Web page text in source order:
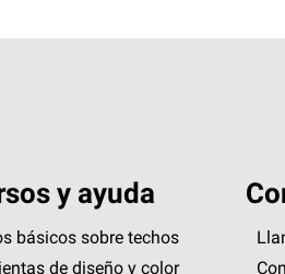
y ayuda
básicos sobre techos
de diseño y color